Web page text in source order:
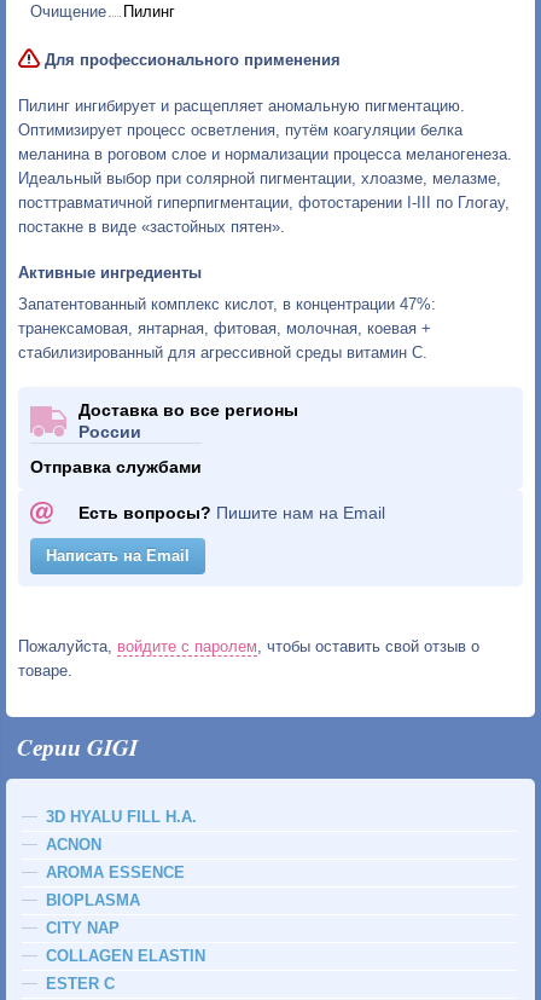
Очищение
Пилинг
Для профессионального применения
Пилинг ингибирует и расщепляет аномальную пигментацию.
Оптимизирует процесс осветления, путём коагуляции белка
меланина в роговом слое и нормализации процесса меланогенеза.
Идеальный выбор при солярной пигментации, хлоазме, мелазме,
посттравматичной гиперпигментации, фотостарении I-III
по Глогау,
постакне в виде «застойных пятен».
Активные ингредиенты
Запатентованный комплекс кислот, в концентрации 47%:
транексамовая, янтарная, фитовая, молочная, коевая +
стабилизированный для агрессивной среды витамин С.
Доставка во все регионы
России
Отправка службами
Есть вопросы? Пишите нам на Email
Написать на Email
Пожалуйста, войдите с паролем, чтобы оставить свой отзыв о
товаре.
Cерии GIGI
3D HYALU FILL H.A.
ACNON
AROMA ESSENCE
BIOPLASMA
CITY NAP
COLLAGEN ELASTIN
ESTER C